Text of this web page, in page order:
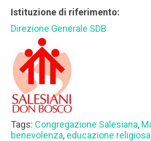
Istituzione di riferimento:
Direzione Generale SDB
Tags: Congregazione Salesiana,
benevolenza, educazione religiosa